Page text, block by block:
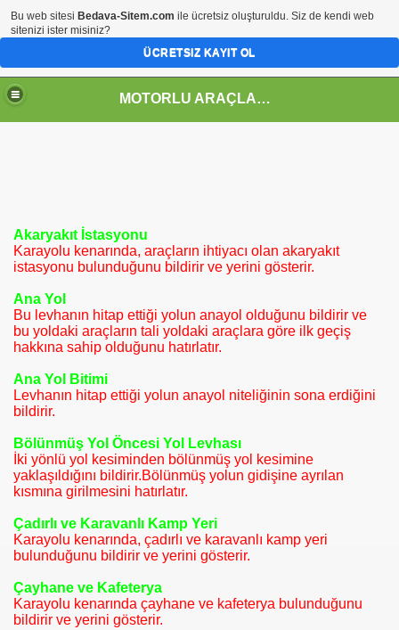
MOTORLU ARAÇLAR TEKNOLOJİSİ ALANI
Akaryakıt İstasyonu
Karayolu kenarında, araçların ihtiyacı olan akaryakıt
istasyonu bulunduğunu bildirir ve yerini gösterir.
Ana Yol
Bu levhanın hitap ettiği yolun anayol olduğunu bildirir ve
bu yoldaki araçların tali yoldaki araçlara göre ilk geçiş
hakkına sahip olduğunu hatırlatır.
Ana Yol Bitimi
Levhanın hitap ettiği yolun anayol niteliğinin sona erdiğini
bildirir.
Bölünmüş Yol Öncesi Yol Levhası
İki yönlü yol kesiminden bölünmüş yol kesimine
yaklaşıldığını bildirir.Bölünmüş yolun gidişine ayrılan
kısmına girilmesini hatırlatır.
Çadırlı ve Karavanlı Kamp Yeri
Karayolu kenarında, çadırlı ve karavanlı kamp yeri
bulunduğunu bildirir ve yerini gösterir.
Çayhane ve Kafeterya
Karayolu kenarında çayhane ve kafeterya bulunduğunu
bildirir ve yerini gösterir.
VE ZÜMRELELER
Bu web sitesi Bedava-Sitem.com ile ücretsiz oluşturuldu. Siz de kendi web
sitenizi ister misiniz?
ÜCRETSIZ KAYIT OL